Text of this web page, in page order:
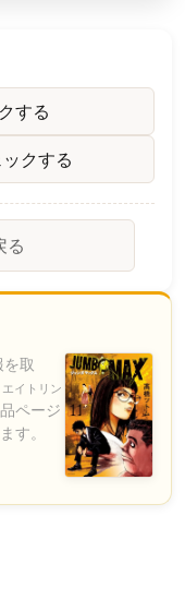
する
クする
る
取
エイトリン
ページ
す。